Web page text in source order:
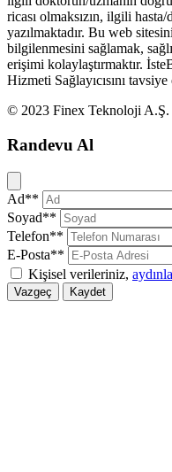
ricası olmaksızın, ilgili hasta/
yazılmaktadır. Bu web
bilgilenmesini sağlamak,
erişimi kolaylaştırmaktır.
Hizmeti Sağlayıcısını
© 2023 Finex Teknoloji A.Ş.
Randevu Al
Kapat
Ad**
Soyad**
Telefon**
E-Posta**
Kişisel verileriniz,
Vazgeç Kaydet